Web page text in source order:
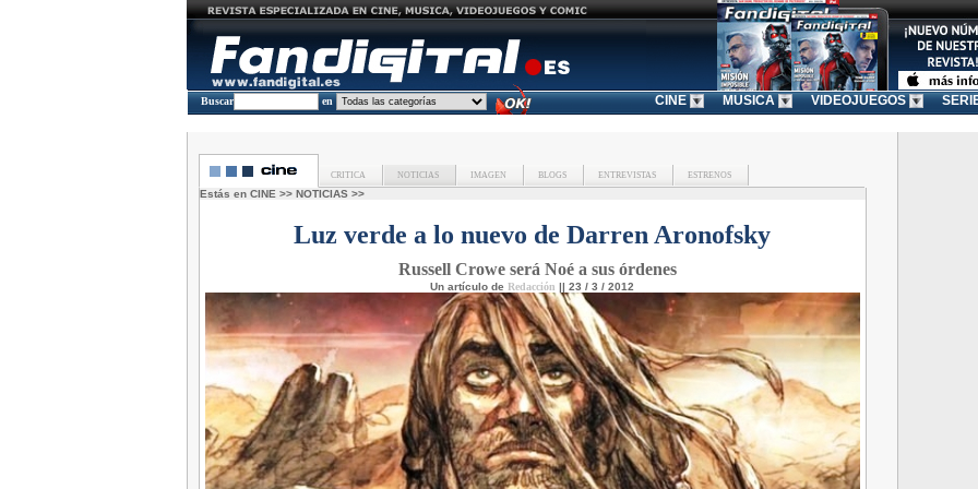
Buscar en CINE MUSICA VIDEOJUEGOS
CRITICA NOTICIAS IMAGEN BLOGS ENTREVISTAS ESTRENOS
Estás en CINE >> NOTICIAS >>
Luz verde a lo nuevo de Darren Aronofsky
Russell Crowe será Noé a sus órdenes
Un artículo de Redacción || 23 / 3 / 2012